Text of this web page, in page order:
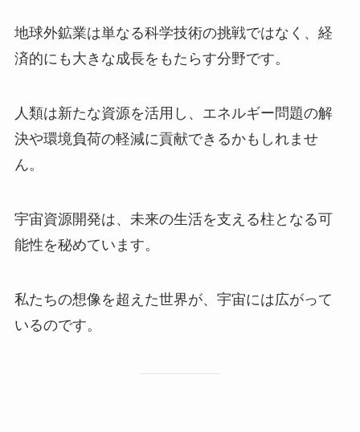
地球外鉱業は単なる科学技術の挑戦ではなく、経
済的にも大きな成長をもたらす分野です。
人類は新たな資源を活用し、エネルギー問題の解
決や環境負荷の軽減に貢献できるかもしれませ
ん。
宇宙資源開発は、未来の生活を支える柱となる可
能性を秘めています。
私たちの想像を超えた世界が、宇宙には広がって
いるのです。